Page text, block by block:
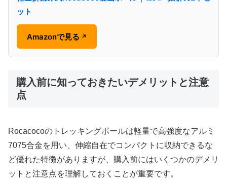
ット
Amazonで見る ↗
購入前に知っておきたいデメリットと注意
点
Rocacocoのトレッキングポールは軽量で高強度なアルミ
7075合金を用い、伸縮自在でコンパクトに収納できるな
ど優れた特徴がありますが、購入前にはいくつかのデメリ
ットと注意点を理解しておくことが重要です。